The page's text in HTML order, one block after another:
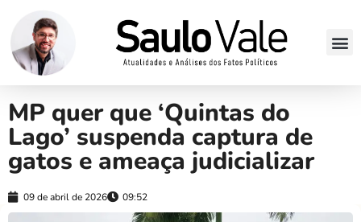
MP quer que ‘Quintas do
Lago’ suspenda captura de
gatos e ameaça judicializar
09 de abril de 2026 09:52